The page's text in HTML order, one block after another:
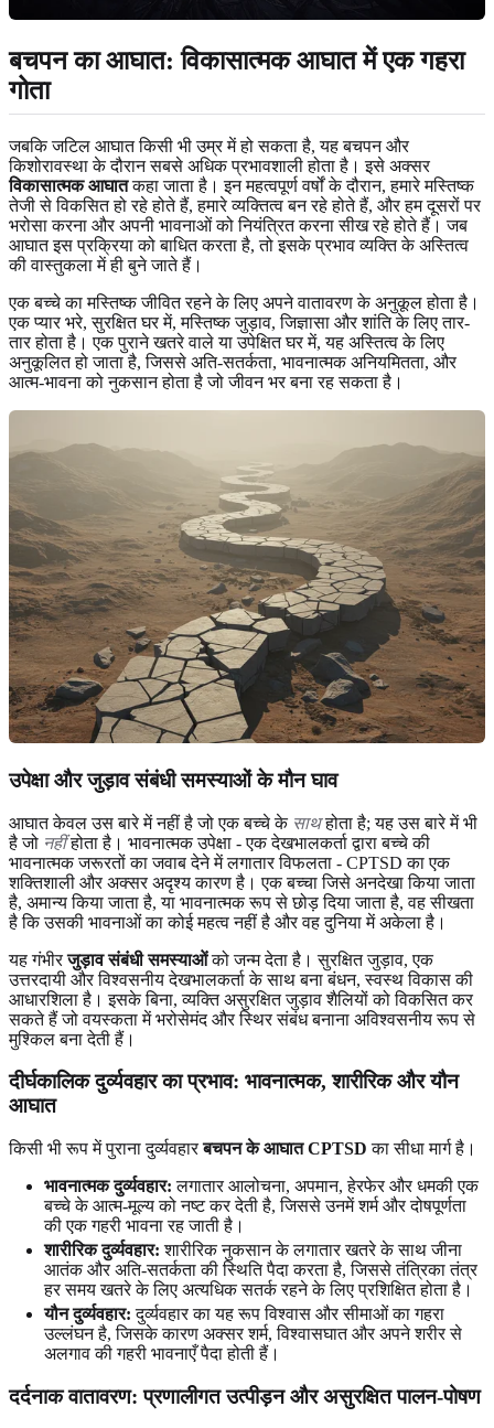
बचपन का आघात: विकासात्मक आघात में एक गहरा
गोता
जबकि जटिल आघात किसी भी उम्र में हो सकता है, यह बचपन और
किशोरावस्था के दौरान सबसे अधिक प्रभावशाली होता है। इसे अक्सर
विकासात्मक आघातकहा जाता है। इन महत्वपूर्ण वर्षों के दौरान, हमारे मस्तिष्क
तेजी से विकसित हो रहे होते हैं, हमारे व्यक्तित्व बन रहे होते हैं, और हम दूसरों पर
भरोसा करना और अपनी भावनाओं को नियंत्रित करना सीख रहे होते हैं। जब
आघात इस प्रक्रिया को बाधित करता है, तो इसके प्रभाव व्यक्ति के अस्तित्व
की वास्तुकला में ही बुने जाते हैं।
एक बच्चे का मस्तिष्क जीवित रहने के लिए अपने वातावरण के अनुकूल होता है।
एक प्यार भरे, सुरक्षित घर में, मस्तिष्क जुड़ाव, जिज्ञासा और शांति के लिए तार-
तार होता है। एक पुराने खतरे वाले या उपेक्षित घर में, यह अस्तित्व के लिए
अनुकूलित हो जाता है, जिससे अति-सतर्कता, भावनात्मक अनियमितता, और
आत्म-भावना को नुकसान होता है जो जीवन भर बना रह सकता है।
उपेक्षा और जुड़ाव संबंधी समस्याओं के मौन घाव
आघात केवल उस बारे में नहीं है जो एक बच्चे के साथहोता है; यह उस बारे में भी
है जो नहींहोता है। भावनात्मक उपेक्षा - एक देखभालकर्ता द्वारा बच्चे की
भावनात्मक जरूरतों का जवाब देने में लगातार विफलता - CPTSD का एक
शक्तिशाली और अक्सर अदृश्य कारण है। एक बच्चा जिसे अनदेखा किया जाता
है, अमान्य किया जाता है, या भावनात्मक रूप से छोड़ दिया जाता है, वह सीखता
है कि उसकी भावनाओं का कोई महत्व नहीं है और वह दुनिया में अकेला है।
यह गंभीरजुड़ाव संबंधी समस्याओंको जन्म देता है। सुरक्षित जुड़ाव, एक
उत्तरदायी और विश्वसनीय देखभालकर्ता के साथ बना बंधन, स्वस्थ विकास की
आधारशिला है। इसके बिना, व्यक्ति असुरक्षित जुड़ाव शैलियों को विकसित कर
सकते हैं जो वयस्कता में भरोसेमंद और स्थिर संबंध बनाना अविश्वसनीय रूप से
मुश्किल बना देती हैं।
दीर्घकालिक दुर्व्यवहार का प्रभाव: भावनात्मक, शारीरिक और यौन
आघात
किसी भी रूप में पुराना दुर्व्यवहारबचपन के आघात CPTSD का सीधा मार्ग है।
भावनात्मक दुर्व्यवहार: लगातार आलोचना, अपमान, हेरफेर और धमकी एक
बच्चे के आत्म-मूल्य को नष्ट कर देती है, जिससे उनमें शर्म और दोषपूर्णता
की एक गहरी भावना रह जाती है।
शारीरिक दुर्व्यवहार: शारीरिक नुकसान के लगातार खतरे के साथ जीना
आतंक और अति-सतर्कता की स्थिति पैदा करता है, जिससे तंत्रिका तंत्र
हर समय खतरे के लिए अत्यधिक सतर्क रहने के लिए प्रशिक्षित होता है।
यौन दुर्व्यवहार: दुर्व्यवहार का यह रूप विश्वास और सीमाओं का गहरा
उल्लंघन है, जिसके कारण अक्सर शर्म, विश्वासघात और अपने शरीर से
अलगाव की गहरी भावनाएँ पैदा होती हैं।
दर्दनाक वातावरण: प्रणालीगत उत्पीड़न और असुरक्षित पालन-पोषण